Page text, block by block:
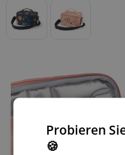
Probieren
🍪